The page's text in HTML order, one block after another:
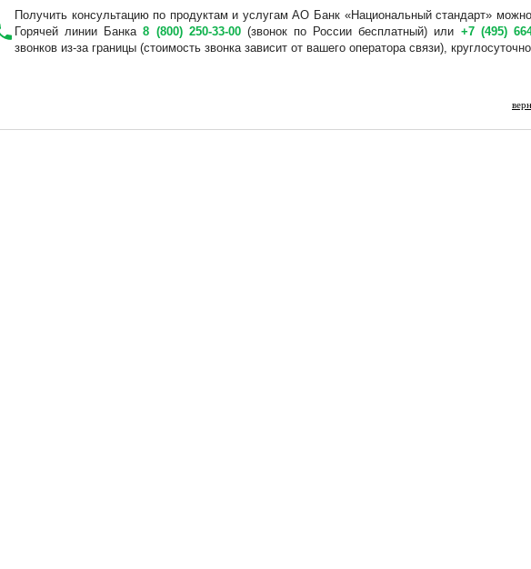
Получить консультацию по продуктам и услугам АО Банк «Национальный стандарт»
Горячей линии Банка8 (800) 250-33-00(звонок по России бесплатный) или +7 (495)
звонков из-за границы (стоимость звонка зависит от вашего оператора связи),